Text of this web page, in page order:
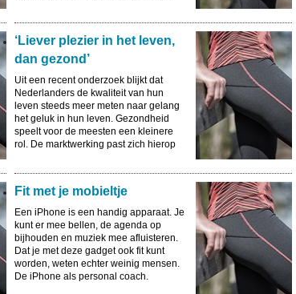
‘Liever plezier in het leven,
dan gezond’
Uit een recent onderzoek blijkt dat
Nederlanders de kwaliteit van hun
leven steeds meer meten naar gelang
het geluk in hun leven. Gezondheid
speelt voor de meesten een kleinere
rol. De marktwerking past zich hierop
Fit met je mobieltje
Een iPhone is een handig apparaat. Je
kunt er mee bellen, de agenda op
bijhouden en muziek mee afluisteren.
Dat je met deze gadget ook fit kunt
worden, weten echter weinig mensen.
De iPhone als personal coach.